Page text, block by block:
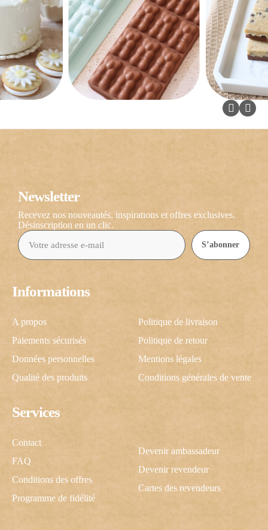
Services
Contact
FAQ
Conditions des offres
Programme de fidélité
Devenir ambassadeur
Devenir revendeur
Cartes des revendeurs
Informations
A propos
Paiements sécurisés
Données personnelles
Qualité des produits
Politique de livraison
Politique de retour
Mentions légales
Conditions générales de vente
Newsletter
Recevez nos nouveautés, inspirations et offres exclusives.
Désinscription en un clic.
S’abonner